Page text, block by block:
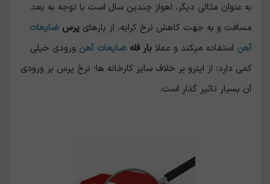
به عنوان مثالی دیگر، اهواز چندین سال است با توجه به بعد
مسافت و به جهت کاهش نرخ کرایه، از بارهای پرس ضایعات
آهن استفاده میکند و عملا بار فله ضایعات آهن ورودی خیلی
کمی دارد؛ از اینرو بر خلاف سایر کارخانه ها؛ نرخ پرس بر ورودی
آن بسیار تاثیر گذار است.